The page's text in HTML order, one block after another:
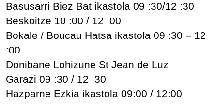
Basusarri Biez Bat ikastola 09 :30/12 :30
Beskoitze 10 :00 / 12 :00
Bokale / Boucau Hatsa ikastola 09 :30 – 12
:00
Donibane Lohizune St Jean de Luz
Garazi 09 :30 / 12 :30
Hazparne Ezkia ikastola 09:00 / 12:00